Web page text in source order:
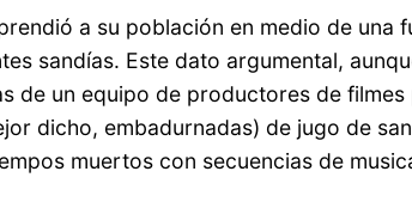
a su población en medio de una
sandías. Este dato argumental,
de un equipo de productores de
dicho, embadurnadas) de jugo de
muertos con secuencias de